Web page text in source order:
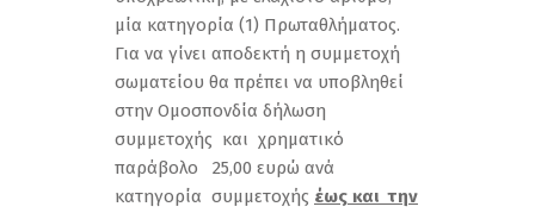
μία κατηγορία (1) Πρωταθλήματος.
Για να γίνει αποδεκτή η συμμετοχή
σωματείου θα πρέπει να υποβληθεί
στην Ομοσπονδία δήλωση
συμμετοχής και χρηματικό
παράβολο 25,00 ευρώ ανά
κατηγορία συμμετοχής έως και την